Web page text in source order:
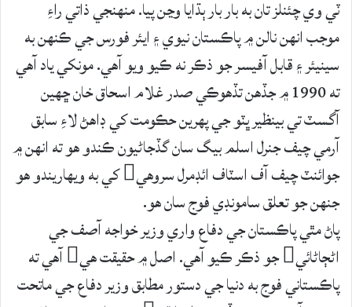
ٽي وي چئنلز تان به بار بار ٻڌايا وڃن پيا. منهنجي ذاتي راءِ
موجب انھن نالن ۾ پاڪستان نيوي ۽ ايئر فورس جي ڪنهن به
سينيئر ۽ قابل آفيسر جو ذڪر نه ڪيو ويو آهي. مونکي ياد آهي
ته 1990 ۾ جڏهن تڏهوڪي صدر غلام اسحاق خان ڇھين
آگسٽ تي بينظير ڀٽو جي پهرين حڪومت کي ڊاهڻ لاءِ سابق
آرمي چيف جنرل اسلم بيگ سان گڏجاڻيون ڪندو هو ته انهن ۾
جوائنٽ چيف آف اسٽاف ائڊمرل سروھي کي به ويھاريندو ھو
جنھن جو تعلق سامونڊي فوج سان ھو.
پاڻ مٿي پاڪستان جي دفاع واري وزير خواجه آصف جي
اڻڄاڻائي جو ذڪر ڪيو آهي. اصل ۾ حقيقت ھي آهي ته
پاڪستاني فوج به دنيا جي دستور مطابق وزير دفاع جي ماتحت